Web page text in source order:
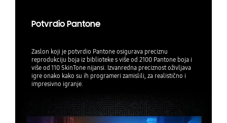
Potvrdio Pantone
Zaslon koji je potvrdio Pantone osigurava preciznu
reprodukciju boja iz biblioteke s više od 2100 Pantone boja i
više od 110 SkinTone nijansi. Izvanredna preciznost oživljava
igre onako kako su ih programeri zamislili, za realistično i
impresivno igranje.